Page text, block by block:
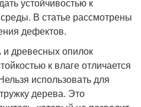
устойчивостью к
В статье рассмотрены
дефектов.
древесных опилок
к влаге отличается
использовать для
дерева. Это